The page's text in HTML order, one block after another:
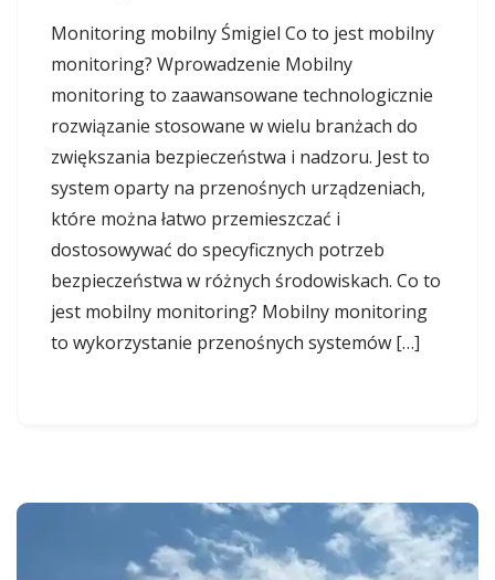
Monitoring mobilny Śmigiel Co to jest mobilny
monitoring? Wprowadzenie Mobilny
monitoring to zaawansowane technologicznie
rozwiązanie stosowane w wielu branżach do
zwiększania bezpieczeństwa i nadzoru. Jest to
system oparty na przenośnych urządzeniach,
które można łatwo przemieszczać i
dostosowywać do specyficznych potrzeb
bezpieczeństwa w różnych środowiskach. Co to
jest mobilny monitoring? Mobilny monitoring
to wykorzystanie przenośnych systemów […]